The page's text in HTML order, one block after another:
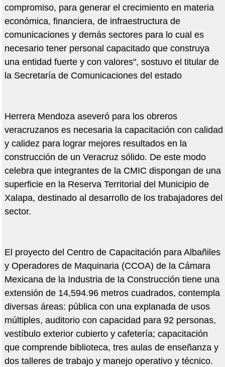
compromiso, para generar el crecimiento en materia
económica, financiera, de infraestructura de
comunicaciones y demás sectores para lo cual es
necesario tener personal capacitado que construya
una entidad fuerte y con valores", sostuvo el titular de
la Secretaría de Comunicaciones del estado
Herrera Mendoza aseveró para los obreros
veracruzanos es necesaria la capacitación con calidad
y calidez para lograr mejores resultados en la
construcción de un Veracruz sólido. De este modo
celebra que integrantes de la CMIC dispongan de una
superficie en la Reserva Territorial del Municipio de
Xalapa, destinado al desarrollo de los trabajadores del
sector.
El proyecto del Centro de Capacitación para Albañiles
y Operadores de Maquinaria (CCOA) de la Cámara
Mexicana de la Industria de la Construcción tiene una
extensión de 14,594.96 metros cuadrados, contempla
diversas áreas: pública con una explanada de usos
múltiples, auditorio con capacidad para 92 personas,
vestíbulo exterior cubierto y cafetería; capacitación
que comprende biblioteca, tres aulas de enseñanza y
dos talleres de trabajo y manejo operativo y técnico.